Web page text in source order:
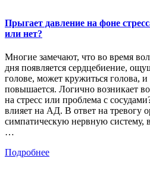
Прыгает давление на фоне
или нет?
Многие замечают, что во время
дня появляется сердцебиение,
голове, может кружиться голова,
повышается. Логично возникает
на стресс или проблема с
влияет на АД. В ответ на тревогу
симпатическую нервную систему,
…
Подробнее